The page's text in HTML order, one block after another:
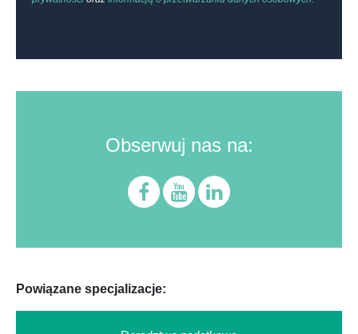
Obserwuj nas na:
Powiązane specjalizacje: